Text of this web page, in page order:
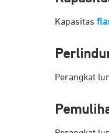
Kapasitas
Perangkat